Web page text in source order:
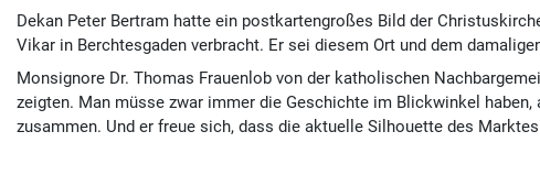
Dekan Peter Bertram hatte ein postkartengroßes Bild der
Vikar in Berchtesgaden verbracht. Er sei diesem Ort und dem
Monsignore Dr. Thomas Frauenlob von der katholischen
zeigten. Man müsse zwar immer die Geschichte im Blickwinkel
zusammen. Und er freue sich, dass die aktuelle Silhouette des